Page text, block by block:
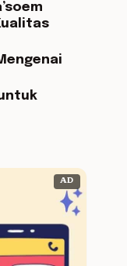
AD